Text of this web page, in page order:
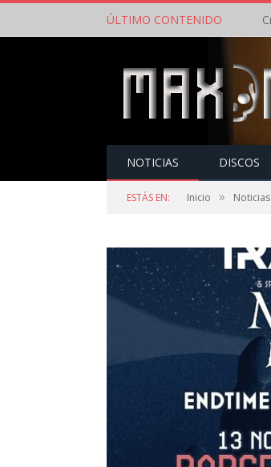
ÚLTIMO CONTENIDO
NOTICIAS DISCOS
ESTÁS EN: Inicio » Noticias